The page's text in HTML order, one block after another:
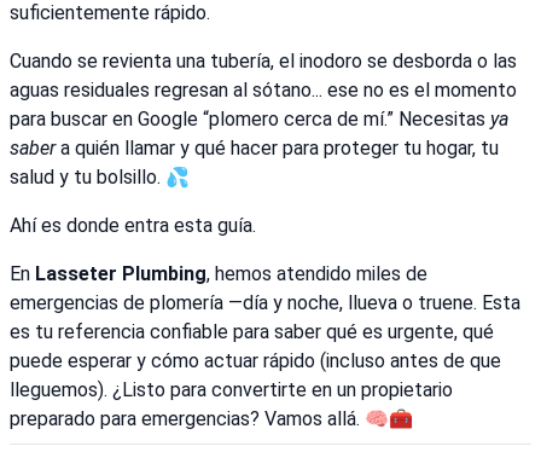
suficientemente rápido.
Cuando se revienta una tubería, el inodoro se desborda o las
aguas residuales regresan al sótano... ese no es el momento
para buscar en Google “plomero cerca de mí.” Necesitas ya
sabera quién llamar y qué hacer para proteger tu hogar, tu
salud y tu bolsillo. 💦
Ahí es donde entra esta guía.
En Lasseter Plumbing, hemos atendido miles de
emergencias de plomería —día y noche, llueva o truene. Esta
es tu referencia confiable para saber qué es urgente, qué
puede esperar y cómo actuar rápido (incluso antes de que
lleguemos). ¿Listo para convertirte en un propietario
preparado para emergencias? Vamos allá. 🧠🧰